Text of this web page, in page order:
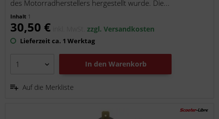
des Motorradherstellers hergestellt wurde. Die...
Inhalt 1
30,50 € inkl. MwSt.zzgl. Versandkosten
Lieferzeit ca. 1 Werktag
In den Warenkorb
Auf die Merkliste